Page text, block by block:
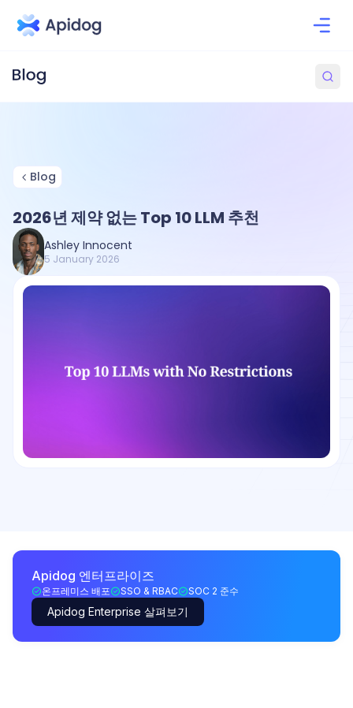
Blog
2026년 제약 없는 Top 10 LLM 추천
Ashley Innocent
5 January 2026
Apidog 엔터프라이즈
온프레미스 배포 SSO & RBAC SOC 2 준수
Apidog Enterprise 살펴보기